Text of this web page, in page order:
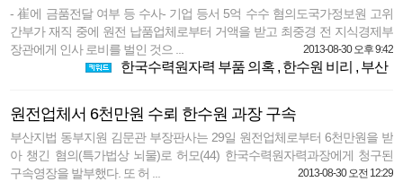
- 崔에 금품전달 여부 등 수사- 기업 등서 5억 수수 혐의도국가정보원 고위
간부가 재직 중에 원전 납품업체로부터 거액을 받고 최중경 전 지식경제부
장관에게 인사 로비를 벌인 것으 ...
2013-08-30 오후 9:42
한국수력원자력 부품 의혹, 한수원 비리 , 부산
원전업체서 6천만원 수뢰 한수원 과장 구속
부산지법 동부지원 김문관 부장판사는 29일 원전업체로부터 6천만원을 받
아 챙긴 혐의(특가법상 뇌물)로 허모(44) 한국수력원자력과장에게 청구된
구속영장을 발부했다. 또 허 ...
2013-08-30 오전 12:29